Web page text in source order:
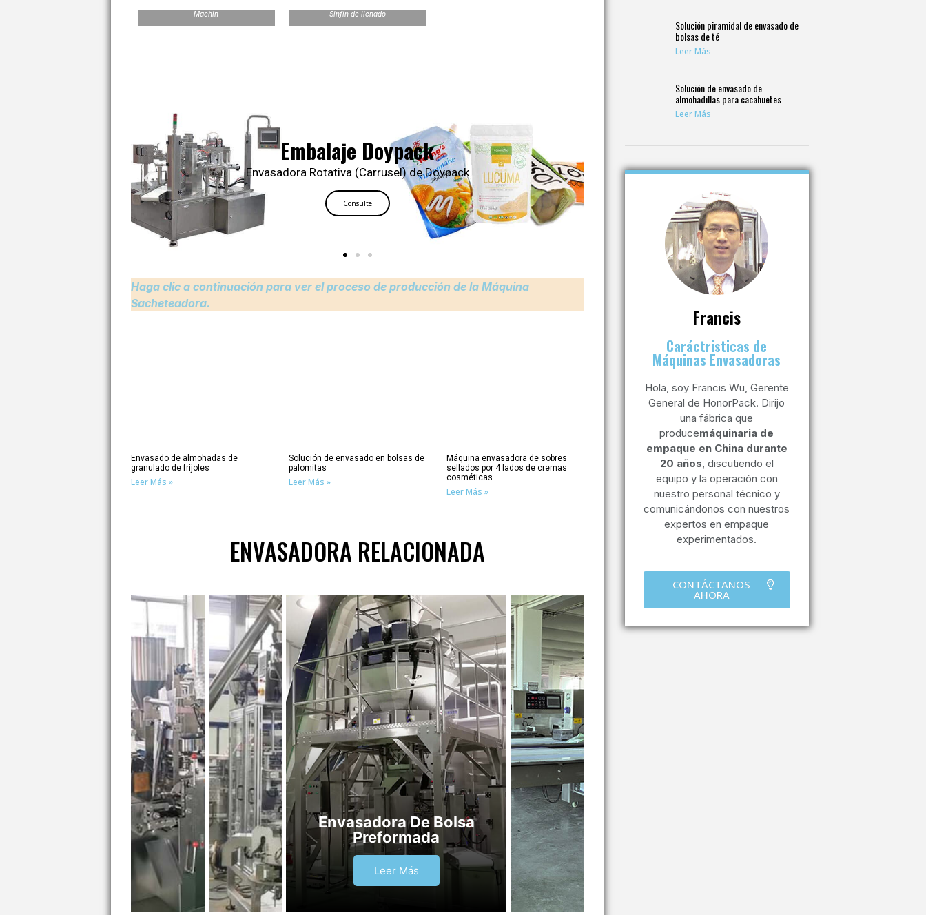
Machin
Sinfín de llenado
Embalaje de almohadas
Envasadora vertical de film laminado
Embalaje de Sachet
Sachetadora Vertical Automática
Haga clic a continuación para ver el proceso de producción de la Máquina
Sacheteadora.
Envasado de almohadas de
granulado de frijoles
Leer Más »
Solución de envasado en bolsas de
palomitas
Leer Más »
Máquina envasadora de sobres
sellados por 4 lados de cremas
cosméticas
Leer Más »
ENVASADORA RELACIONADA
Envasadora De Bolsa
Preformada
Leer Más
Solución piramidal de envasado de
bolsas de té
Leer Más
Solución de envasado de
almohadillas para cacahuetes
Leer Más
Francis
Caráctristicas de
Máquinas Envasadoras
Hola, soy Francis Wu, Gerente
General de HonorPack. Dirijo
una fábrica que
producemáquinaria de
empaque en China durante
20 años, discutiendo el
equipo y la operación con
nuestro personal técnico y
comunicándonos con nuestros
expertos en empaque
experimentados.
CONTÁCTANOS
AHORA